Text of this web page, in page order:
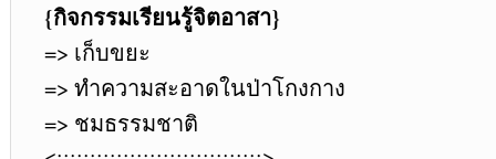
{กิจกรรมเรียนรู้จิตอาสา}
=> เก็บขยะ
=> ทำความสะอาดในป่าโกงกาง
=> ชมธรรมชาติ